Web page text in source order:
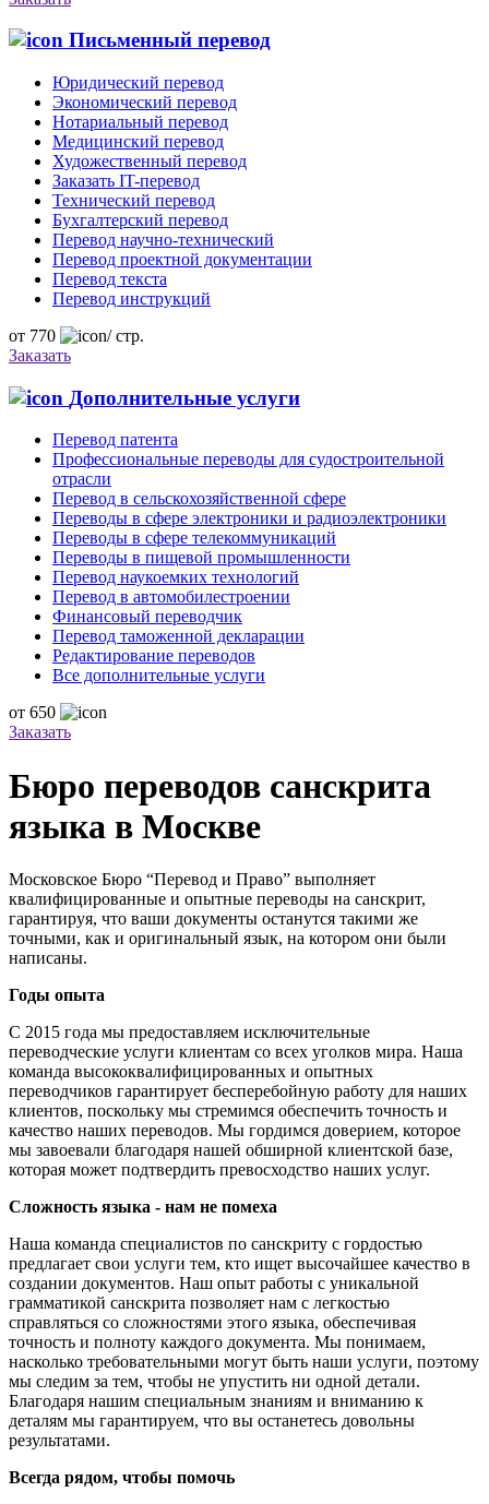
Письменный перевод
Юридический перевод
Экономический перевод
Нотариальный перевод
Медицинский перевод
Художественный перевод
Заказать IT-перевод
Технический перевод
Бухгалтерский перевод
Перевод научно-технический
Перевод проектной документации
Перевод текста
Перевод инструкций
от 770 /стр.
Заказать
Дополнительные услуги
Перевод патента
Профессиональные переводы для судостроительной
отрасли
Перевод в сельскохозяйственной сфере
Переводы в сфере электроники и радиоэлектроники
Переводы в сфере телекоммуникаций
Переводы в пищевой промышленности
Перевод наукоемких технологий
Перевод в автомобилестроении
Финансовый переводчик
Перевод таможенной декларации
Редактирование переводов
Все дополнительные услуги
от 650
Заказать
Бюро переводов санскрита
языка в Москве
Московское Бюро “Перевод и Право” выполняет
квалифицированные и опытные переводы на санскрит,
гарантируя, что ваши документы останутся такими же
точными, как и оригинальный язык, на котором они были
написаны.
Годы опыта
С 2015 года мы предоставляем исключительные
переводческие услуги клиентам со всех уголков мира. Наша
команда высококвалифицированных и опытных
переводчиков гарантирует бесперебойную работу для наших
клиентов, поскольку мы стремимся обеспечить точность и
качество наших переводов. Мы гордимся доверием, которое
мы завоевали благодаря нашей обширной клиентской базе,
которая может подтвердить превосходство наших услуг.
Сложность языка - нам не помеха
Наша команда специалистов по санскриту с гордостью
предлагает свои услуги тем, кто ищет высочайшее качество в
создании документов. Наш опыт работы с уникальной
грамматикой санскрита позволяет нам с легкостью
справляться со сложностями этого языка, обеспечивая
точность и полноту каждого документа. Мы понимаем,
насколько требовательными могут быть наши услуги, поэтому
мы следим за тем, чтобы не упустить ни одной детали.
Благодаря нашим специальным знаниям и вниманию к
деталям мы гарантируем, что вы останетесь довольны
результатами.
Всегда рядом, чтобы помочь